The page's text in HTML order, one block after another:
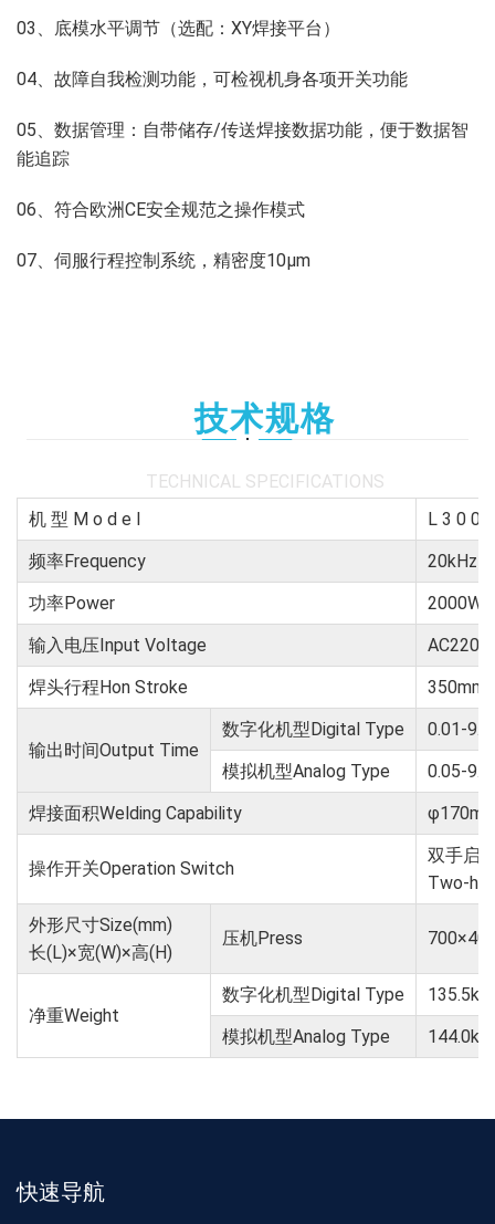
03、底模水平调节（选配：XY焊接平台）
04、故障自我检测功能，可检视机身各项开关功能
05、数据管理：自带储存/传送焊接数据功能，便于数据智
能追踪
06、符合欧洲CE安全规范之操作模式
07、伺服行程控制系统，精密度10μm
技术规格
TECHNICAL SPECIFICATIONS
机 型 M o d e l
L 3 0 0
频率Frequency
20kHz
功率Power
2000W
输入电压Input Voltage
AC220V
焊头行程Hon Stroke
350mm
输出时间Output Time
数字化机型Digital Type
0.01-
模拟机型Analog Type
0.05-
焊接面积Welding Capability
操作开关Operation Switch
双手启
Two-
外形尺寸Size(mm)
长(L)×宽(W)×高(H)
压机Press
净重Weight
数字化机型Digital Type
135.5kg
模拟机型Analog Type
144.0kg
快速导航